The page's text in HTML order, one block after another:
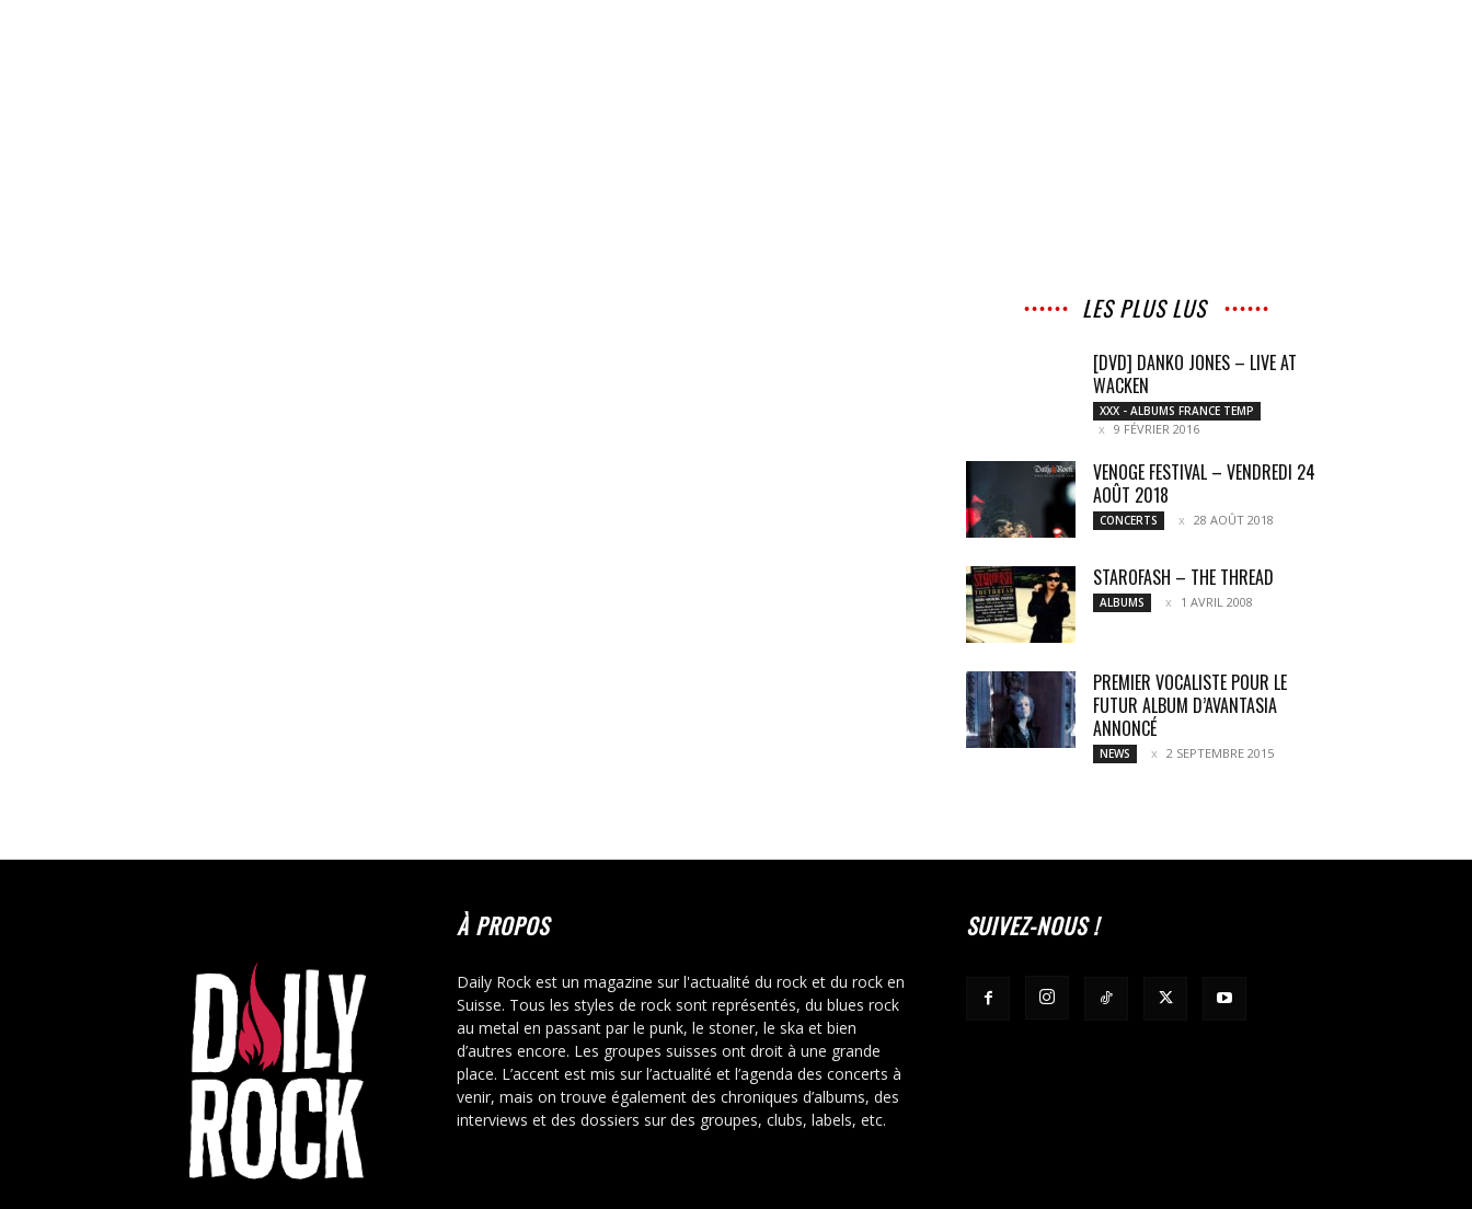
LES PLUS LUS
[DVD] DANKO JONES – LIVE AT
WACKEN
XXX - ALBUMS FRANCE TEMP
9 FÉVRIER 2016
VENOGE FESTIVAL – VENDREDI 24
AOÛT 2018
CONCERTS 28 AOÛT 2018
STAROFASH – THE THREAD
ALBUMS 1 AVRIL 2008
PREMIER VOCALISTE POUR LE
FUTUR ALBUM D’AVANTASIA
ANNONCÉ
NEWS 2 SEPTEMBRE 2015
À PROPOS
Daily Rock est un magazine sur l'actualité du rock et du rock en
Suisse. Tous les styles de rock sont représentés, du blues rock
au metal en passant par le punk, le stoner, le ska et bien
d’autres encore. Les groupes suisses ont droit à une grande
place. L’accent est mis sur l’actualité et l’agenda des concerts à
venir, mais on trouve également des chroniques d’albums, des
interviews et des dossiers sur des groupes, clubs, labels, etc.
SUIVEZ-NOUS !